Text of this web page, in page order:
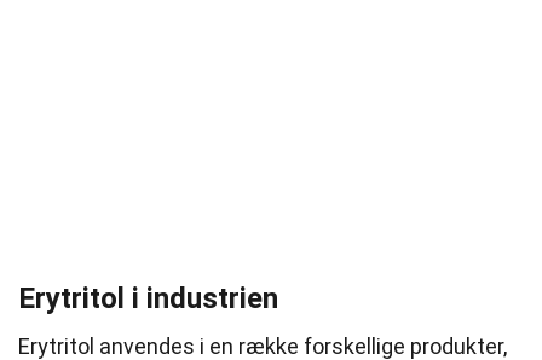
Erytritol i industrien
Erytritol anvendes i en række forskellige produkter,